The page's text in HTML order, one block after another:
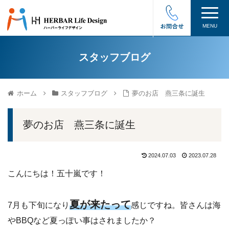
MENU
スタッフブログ
ホーム スタッフブログ 夢のお店 燕三条に誕生
夢のお店 燕三条に誕生
2024.07.03 2023.07.28
こんにちは！五十嵐です！
7月も下旬になり 夏が来たって感じですね。皆さんは海
やBBQなど夏っぽい事はされましたか？